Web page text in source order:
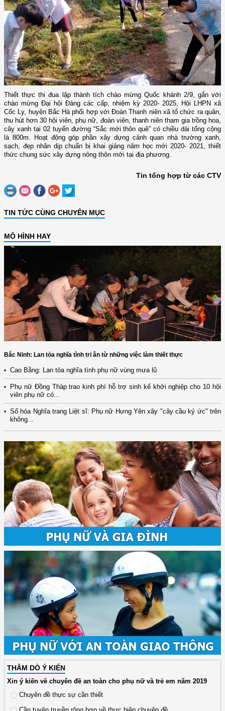
Thiết thực thi đua lập thành tích chào mừng Quốc khánh 2/9, gắn với
chào mừng Đại hội Đảng các cấp, nhiệm kỳ 2020- 2025, Hội LHPN xã
Cốc Ly, huyện Bắc Hà phối hợp với Đoàn Thanh niên xã tổ chức ra quân,
thu hút hơn 30 hội viên, phụ nữ, đoàn viên, thanh niên tham gia trồng hoa,
cây xanh tại 02 tuyến đường “Sắc mới thôn quê” có chiều dài tổng cộng
là 800m. Hoạt động góp phần xây dựng cảnh quan nhà trường xanh,
sạch, đẹp nhân dịp chuẩn bị khai giảng năm học mới 2020- 2021, thiết
thức chung sức xây dựng nông thôn mới tại địa phương.
Tin tổng hợp từ các CTV
TIN TỨC CÙNG CHUYÊN MỤC
MÔ HÌNH HAY
Bắc Ninh: Lan tỏa nghĩa tình tri ân từ những việc làm thiết thực
Cao Bằng: Lan tỏa nghĩa tình phụ nữ vùng mưa lũ
Phụ nữ Đồng Tháp trao kinh phí hỗ trợ sinh kế khởi nghiệp cho 10 hội
viên phụ nữ có...
Số hóa Nghĩa trang Liệt sĩ: Phụ nữ Hưng Yên xây "cây cầu ký ức" trên
không...
THĂM DÒ Ý KIẾN
Xin ý kiến về chuyên đề an toàn cho phụ nữ và trẻ em năm 2019
Chuyên đề thực sự cần thiết